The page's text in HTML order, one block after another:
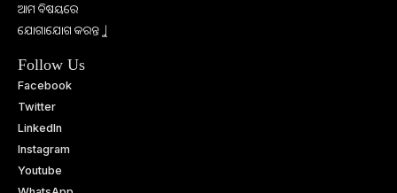
ଆମ ବିଷୟରେ
ଯୋଗାଯୋଗ କରନ୍ତୁ |
Follow Us
Facebook
Twitter
LinkedIn
Instagram
Youtube